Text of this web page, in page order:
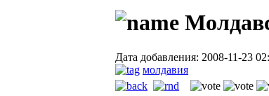
Дата добавления: 2008-11-23
молдавия